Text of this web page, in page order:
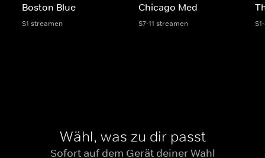
Boston Blue
S1 streamen
Chicago Med
S7-11 streamen
Wähl, was zu dir passt
Sofort auf dem Gerät deiner Wahl